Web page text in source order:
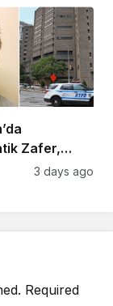
Zafer,
3 days ago
Required